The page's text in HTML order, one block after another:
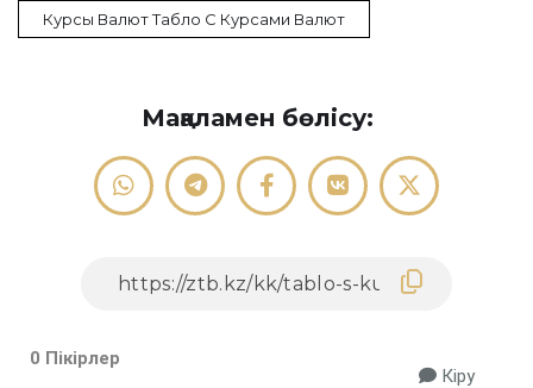
Курсы Валют Табло С Курсами Валют
Мақаламен бөлісу:
0 Пікірлер
Кіру